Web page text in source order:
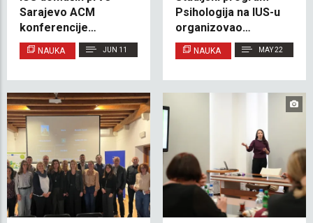
Sarajevo ACM
konferencije
posvećene ženama u
računarstvu – SCWiC
NAUKA JUN 11
Psihologija na IUS-u
organizovao
diseminacijski
događaj na kojem su
NAUKA MAY 22